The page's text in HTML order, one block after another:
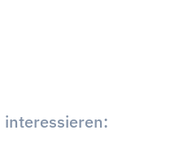
interessieren: